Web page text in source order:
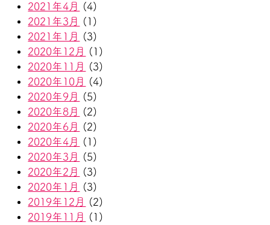
2021年4月
(4)
2021年3月
(1)
2021年1月
(3)
2020年12月
(1)
2020年11月
(3)
2020年10月
(4)
2020年9月
(5)
2020年8月
(2)
2020年6月
(2)
2020年4月
(1)
2020年3月
(5)
2020年2月
(3)
2020年1月
(3)
2019年12月
(2)
2019年11月
(1)